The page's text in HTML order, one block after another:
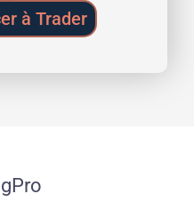
à Trader